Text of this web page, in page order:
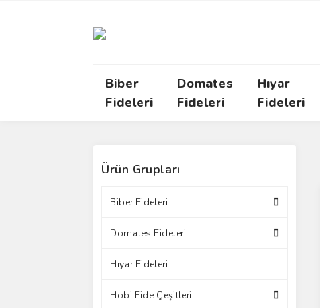
Biber
Fideleri
Domates
Fideleri
Hıyar
Fideleri
Ürün Grupları
Biber Fideleri
Domates Fideleri
Hıyar Fideleri
Hobi Fide Çeşitleri